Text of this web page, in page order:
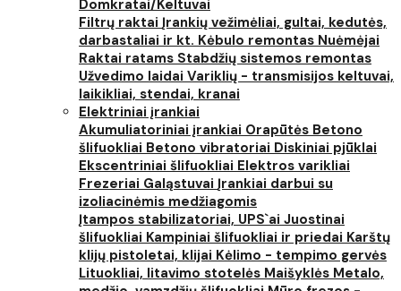
Domkratai/Keltuvai
Filtrų raktai Įrankių vežimėliai, gultai, kedutės,
darbastaliai ir kt. Kėbulo remontas Nuėmėjai
Raktai ratams Stabdžių sistemos remontas
Užvedimo laidai Variklių - transmisijos keltuvai,
laikikliai, stendai, kranai
Elektriniai įrankiai
Akumuliatoriniai įrankiai Orapūtės Betono
šlifuokliai Betono vibratoriai Diskiniai pjūklai
Ekscentriniai šlifuokliai Elektros varikliai
Frezeriai Galąstuvai Įrankiai darbui su
izoliacinėmis medžiagomis
Įtampos stabilizatoriai, UPS`ai Juostinai
šlifuokliai Kampiniai šlifuokliai ir priedai Karštų
klijų pistoletai, klijai Kėlimo - tempimo gervės
Lituokliai, litavimo stotelės Maišyklės Metalo,